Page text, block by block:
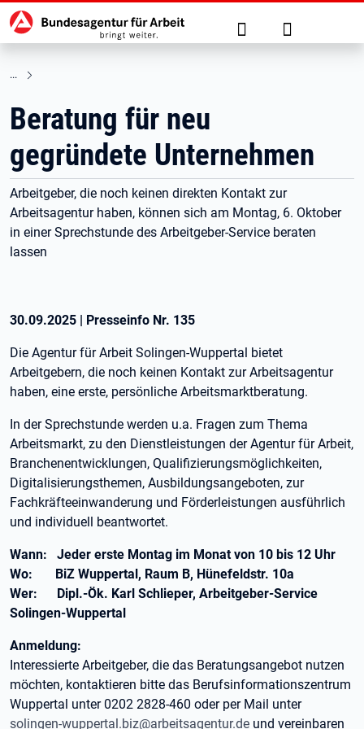
zu den Hauptinhalten springen
Hauptnavigation Suche Anmelden
Beratung für neu
gegründete Unternehmen
Arbeitgeber, die noch keinen direkten Kontakt zur
Arbeitsagentur haben, können sich am Montag, 6. Oktober
in einer Sprechstunde des Arbeitgeber-Service beraten
lassen
30.09.2025 | Presseinfo Nr. 135
Die Agentur für Arbeit Solingen-Wuppertal bietet
Arbeitgebern, die noch keinen Kontakt zur Arbeitsagentur
haben, eine erste, persönliche Arbeitsmarktberatung.
In der Sprechstunde werden u.a. Fragen zum Thema
Arbeitsmarkt, zu den Dienstleistungen der Agentur für Arbeit,
Branchenentwicklungen, Qualifizierungsmöglichkeiten,
Digitalisierungsthemen, Ausbildungsangeboten, zur
Fachkräfteeinwanderung und Förderleistungen ausführlich
und individuell beantwortet.
Wann:
Jeder erste Montag im Monat von 10 bis 12 Uhr
Wo:
BiZ Wuppertal, Raum B, Hünefeldstr. 10a
Wer:
Dipl.-Ök. Karl Schlieper, Arbeitgeber-Service
Solingen-Wuppertal
Anmeldung:
Interessierte Arbeitgeber, die das Beratungsangebot nutzen
möchten, kontaktieren bitte das Berufsinformationszentrum
Wuppertal unter 0202 2828-460 oder per Mail unter
solingen-wuppertal.biz@arbeitsagentur.de und vereinbaren